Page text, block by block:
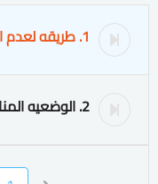
1. طريقه لعدم انطفاء السيارة كير عادي
2. الوضعيه المناسبه للجلوس اثناء القياده